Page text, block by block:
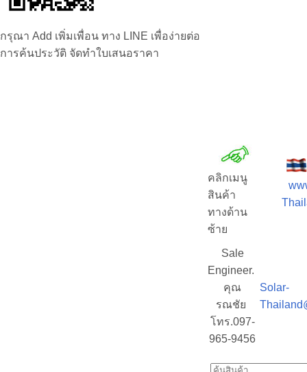
กรุณา Add เพิ่มเพื่อน ทาง LINE เพื่อง่ายต่อ
การค้นประวัติ จัดทำใบเสนอราคา
คลิกเมนู
สินค้า
ทางด้าน
ซ้าย
Sale
Engineer.
คุณ
รณชัย
โทร.097-
965-9456
Solar-